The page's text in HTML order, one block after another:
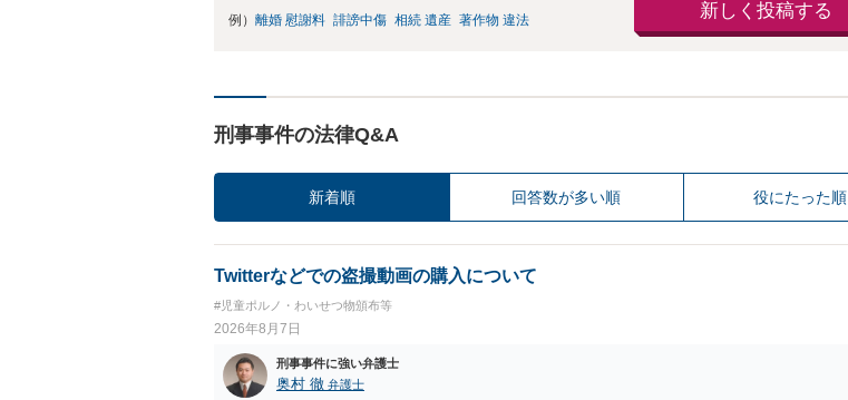
例） 離婚 慰謝料 誹謗中傷 相続 遺産 著作物 違法 新しく投稿する
刑事事件の法律Q&A
新着順 回答数が多い順 役にたった順
Twitterなどでの盗撮動画の購入について
#児童ポルノ・わいせつ物頒布等
2026年8月7日
刑事事件に強い弁護士
奥村 徹 弁護士